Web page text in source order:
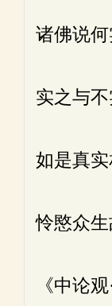
诸佛说何
实之与不
如是真实
怜愍众生
《中论